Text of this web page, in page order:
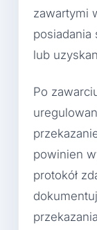
zawartymi
posiadania
lub
Po
powinien
protokół